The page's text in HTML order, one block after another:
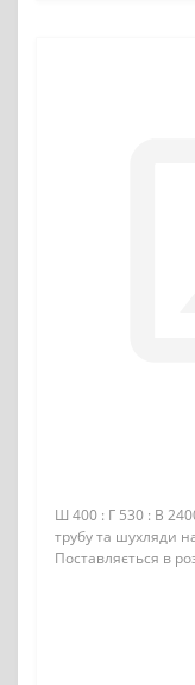
Ш 400 : Г 530 : В
трубу та шухляди
Поставляється в